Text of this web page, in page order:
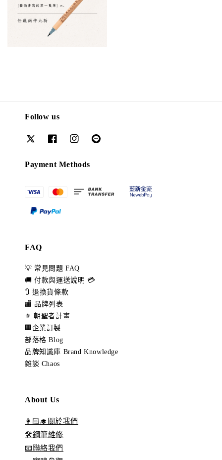
Follow us
Payment Methods
FAQ
💡 常見問題 FAQ
🚚 付款與運送說明 💳
🔃 退換貨條款
🏬 品牌列表
⚜️ 朝聖者計畫
🏢企業訂製
部落格 Blog
品牌知識庫 Brand Knowledge
雜談 Chaos
About Us
👩🏻‍🎓關於我們
🛠️鋼筆維修
📧聯絡我們